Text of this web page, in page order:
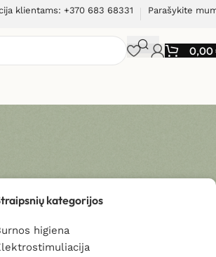
klientams: +370 683 68331 Parašykite
0,00
kategorijos
higiena